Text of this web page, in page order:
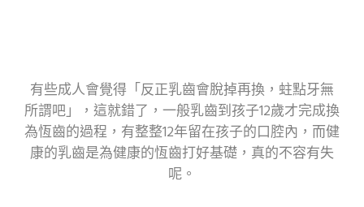
有些成人會覺得「反正乳齒會脫掉再換，蛀點牙無
所謂吧」，這就錯了，一般乳齒到孩子12歲才完成換
為恆齒的過程，有整整12年留在孩子的口腔內，而健
康的乳齒是為健康的恆齒打好基礎，真的不容有失
呢。